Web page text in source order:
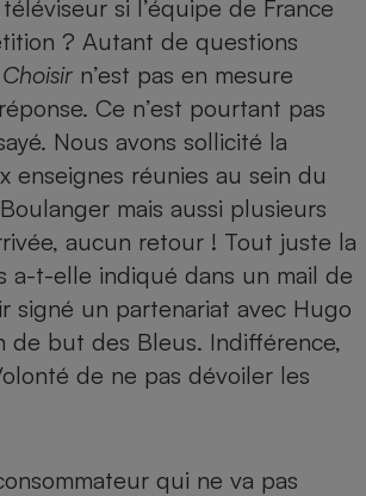
si l’équipe de France
? Autant de questions
n’est pas en mesure
Ce n’est pourtant pas
Nous avons sollicité la
enseignes réunies au sein du
mais aussi plusieurs
aucun retour ! Tout juste la
a-t-elle indiqué dans un mail de
signé un partenariat avec Hugo
de but des Bleus. Indifférence,
de ne pas dévoiler les
qui ne va pas